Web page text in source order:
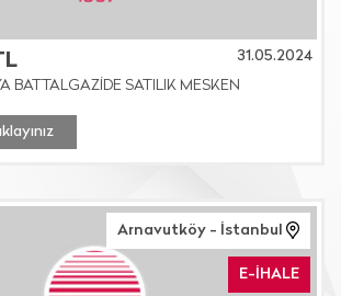
31.05.2024
BATTALGAZİDE SATILIK MESKEN
Arnavutköy - İstanbul
E-İHALE